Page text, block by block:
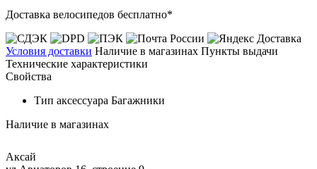
Доставка велосипедов бесплатно*
Условия доставки Наличие в магазинах Пункты выдачи
Технические характеристики
Свойства
Тип аксессуара Багажники
Наличие в магазинах
Аксай